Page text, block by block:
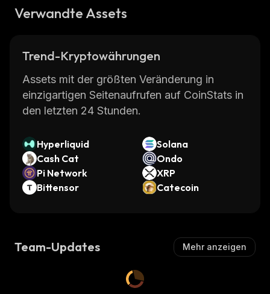
Verwandte Assets
Trend-Kryptowährungen
Assets mit der größten Veränderung in
einzigartigen Seitenaufrufen auf CoinStats in
den letzten 24 Stunden.
Hyperliquid
Solana
Cash Cat
Ondo
Pi Network
XRP
Bittensor
Catecoin
Team-Updates Mehr anzeigen